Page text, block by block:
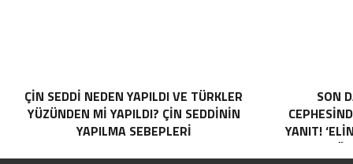
ÇIN SEDDI NEDEN YAPILDI VE TÜRKLER
YÜZÜNDEN MI YAPILDI? ÇIN SEDDININ
YAPILMA SEBEPLERI
SON
YANIT!